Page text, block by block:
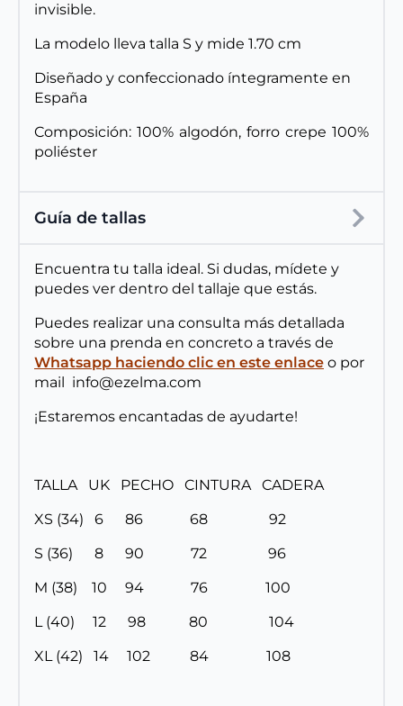
invisible.
La modelo lleva talla S y mide 1.70 cm
Diseñado y confeccionado íntegramente en
España
Composición: 100% algodón, forro crepe 100%
poliéster
Guía de tallas
Encuentra tu talla ideal. Si dudas, mídete y
puedes ver dentro del tallaje que estás.
Puedes realizar una consulta más detallada
sobre una prenda en concreto a través de
Whatsapp haciendo clic en este enlace o por
mail info@ezelma.com
¡Estaremos encantadas de ayudarte!
TALLA UK PECHO CINTURA CADERA
XS (34) 6 86 68 92
S (36) 8 90 72 96
M (38) 10 94 76 100
L (40) 12 98 80 104
XL (42) 14 102 84 108